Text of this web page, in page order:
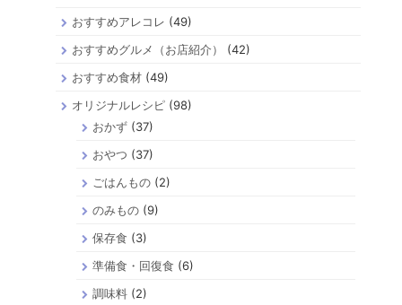
おすすめアレコレ (49)
おすすめグルメ（お店紹介）
(42)
おすすめ食材 (49)
オリジナルレシピ (98)
おかず(37)
おやつ (37)
ごはんもの(2)
のみもの(9)
保存食 (3)
準備食・回復食 (6)
調味料(2)